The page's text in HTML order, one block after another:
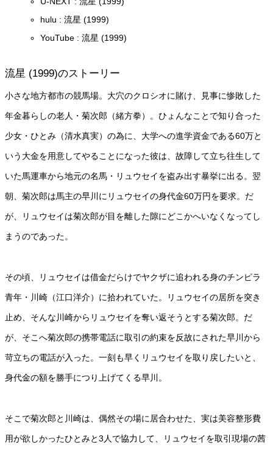
hulu : 流星 (1999)
YouTube : 流星 (1999)
流星 (1999)のストーリー
小さな地方都市の競馬場。大穴のクロシオに賭け、見事に惨敗した
年金暮らしの老人・菊次郎（緒方拳）。ひょんなことで知り合った
少女・ひとみ（清水真実）の為に、大学への進学資金である60万と
いう大金を用意してやることになった彼は、故障して立ち往生して
いた馬運車から地元の名馬・リュウセイを盗み出す暴挙に出る。翌
朝、菊次郎は馬主の早川にリュウセイの身代金60万円を要求。だ
が、リュウセイは菊次郎が目を離した隙にどこかへいなくなってし
まうのであった。
その頃、リュウセイは借金だらけでヤクザに追われる身のチンピラ
青年・川崎（江口洋介）に拾われていた。リュウセイの居所を突き
止め、そんな川崎からリュウセイを奪い返そうとする菊次郎。だ
が、そこへ菊次郎の携帯電話に取引の約束を反故にされた早川から
苛立ちの電話が入った。一刻も早くリュウセイを取り戻したいと、
身代金の額を勝手につり上げてくる早川。
そこで菊次郎と川崎は、偶然その場に居合わせた、実は美容整形費
用が欲しかったひとみと3人で協力して、リュウセイを取引現場の茜